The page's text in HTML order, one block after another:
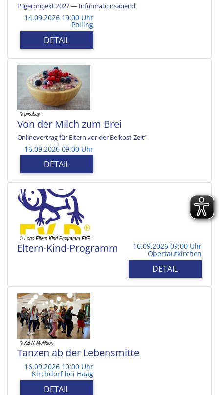
Pilgerprojekt 2027 — Informationsabend
14.09.2026 19:00 Uhr
Polling
DETAIL
Von der Milch zum Brei
Onlinevortrag für Eltern vor der Beikost-Zeit“
16.09.2026 09:00 Uhr
DETAIL
Eltern-Kind-Programm 16.09.2026 09:00 Uhr
Obertaufkirchen
DETAIL
Tanzen ab der Lebensmitte
16.09.2026 10:00 Uhr
Kirchdorf bei Haag
DETAIL